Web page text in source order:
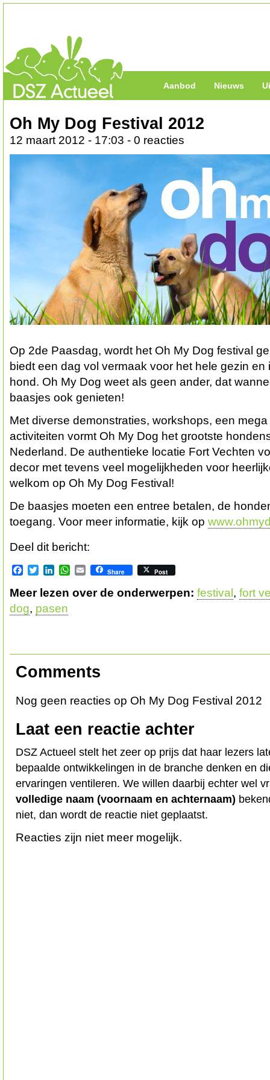
Aanbod Nieuws
Oh My Dog Festival 2012
12 maart 2012 - 17:03 - 0 reacties
Op 2de Paasdag, wordt het Oh My Dog festival
biedt een dag vol vermaak voor het hele gezin en
hond. Oh My Dog weet als geen ander, dat
baasjes ook genieten!
Met diverse demonstraties, workshops, een
activiteiten vormt Oh My Dog het grootste
Nederland. De authentieke locatie Fort Vechten
decor met tevens veel mogelijkheden voor
welkom op Oh My Dog Festival!
De baasjes moeten een entree betalen, de
toegang. Voor meer informatie, kijk op
Deel dit bericht:
Facebook
TwitterLinkedInWhatsApp
EmailShare Post
Meer lezen over de onderwerpen: festival , fort
dog, pasen
Comments
Nog geen reacties op Oh My Dog Festival 2012
Laat een reactie achter
DSZ Actueel stelt het zeer op prijs dat haar lezers
bepaalde ontwikkelingen in de branche denken en
ervaringen ventileren. We willen daarbij echter wel
volledige naam (voornaam en achternaam)
niet, dan wordt de reactie niet geplaatst.
Reacties zijn niet meer mogelijk.